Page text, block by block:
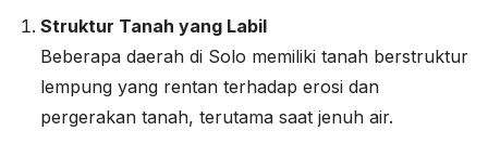
Struktur Tanah yang Labil
Beberapa daerah di Solo memiliki tanah berstruktur
lempung yang rentan terhadap erosi dan
pergerakan tanah, terutama saat jenuh air.